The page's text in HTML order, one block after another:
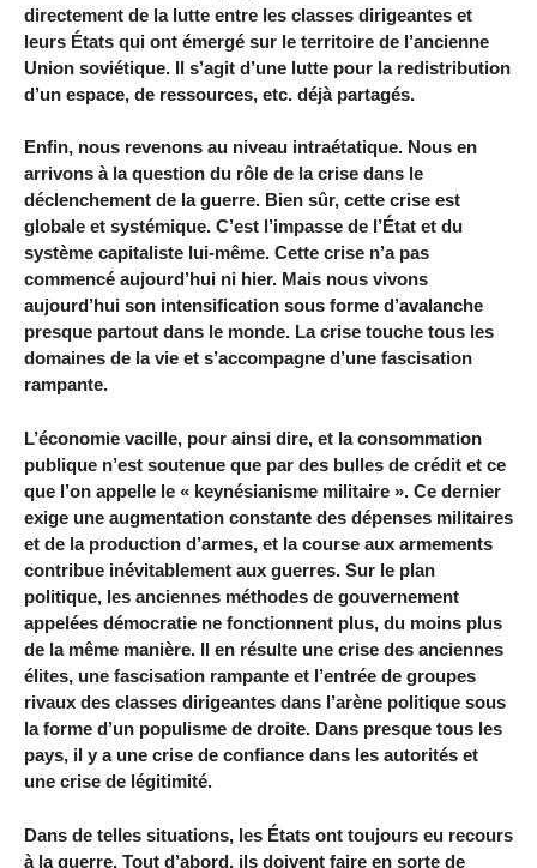
directement de la lutte entre les classes dirigeantes et
leurs États qui ont émergé sur le territoire de l’ancienne
Union soviétique. Il s’agit d’une lutte pour la redistribution
d’un espace, de ressources, etc. déjà partagés.
Enfin, nous revenons au niveau intraétatique. Nous en
arrivons à la question du rôle de la crise dans le
déclenchement de la guerre. Bien sûr, cette crise est
globale et systémique. C’est l’impasse de l’État et du
système capitaliste lui-même. Cette crise n’a pas
commencé aujourd’hui ni hier. Mais nous vivons
aujourd’hui son intensification sous forme d’avalanche
presque partout dans le monde. La crise touche tous les
domaines de la vie et s’accompagne d’une fascisation
rampante.
L’économie vacille, pour ainsi dire, et la consommation
publique n’est soutenue que par des bulles de crédit et ce
que l’on appelle le « keynésianisme militaire ». Ce dernier
exige une augmentation constante des dépenses militaires
et de la production d’armes, et la course aux armements
contribue inévitablement aux guerres. Sur le plan
politique, les anciennes méthodes de gouvernement
appelées démocratie ne fonctionnent plus, du moins plus
de la même manière. Il en résulte une crise des anciennes
élites, une fascisation rampante et l’entrée de groupes
rivaux des classes dirigeantes dans l’arène politique sous
la forme d’un populisme de droite. Dans presque tous les
pays, il y a une crise de confiance dans les autorités et
une crise de légitimité.
Dans de telles situations, les États ont toujours eu recours
à la guerre. Tout d’abord, ils doivent faire en sorte de